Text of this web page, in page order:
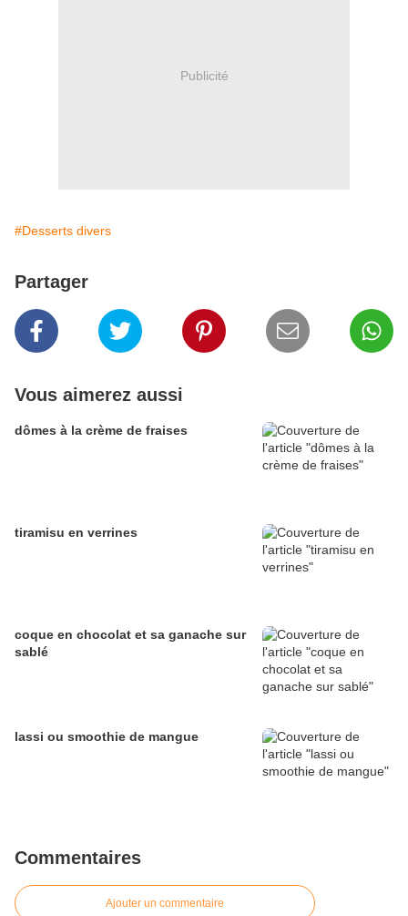
Publicité
#Desserts divers
Partager
Vous aimerez aussi
dômes à la crème de fraises
tiramisu en verrines
coque en chocolat et sa ganache sur
sablé
lassi ou smoothie de mangue
Commentaires
Ajouter un commentaire